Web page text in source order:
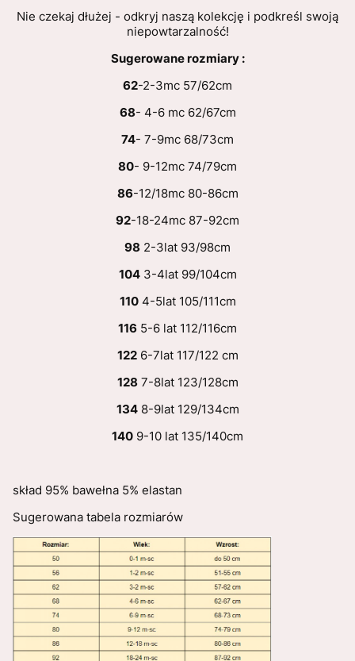
Nie czekaj dłużej - odkryj naszą kolekcję i podkreśl swoją
niepowtarzalność!
Sugerowane rozmiary :
62-2-3mc 57/62cm
68- 4-6 mc 62/67cm
74- 7-9mc 68/73cm
80- 9-12mc 74/79cm
86-12/18mc 80-86cm
92-18-24mc 87-92cm
98 2-3lat 93/98cm
1043-4lat 99/104cm
1104-5lat 105/111cm
116 5-6 lat 112/116cm
1226-7lat 117/122 cm
1287-8lat 123/128cm
1348-9lat 129/134cm
140 9-10 lat 135/140cm
skład 95% bawełna 5% elastan
Sugerowana tabela rozmiarów